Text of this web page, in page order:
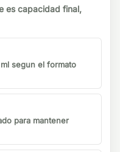
es capacidad final,
segun el formato
para mantener